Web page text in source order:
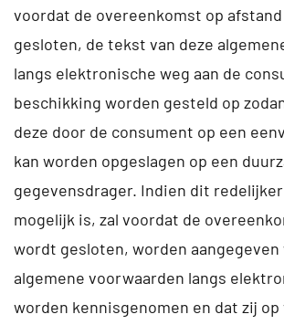
voordat de overeenkomst op
gesloten, de tekst van deze
langs elektronische weg aan de
beschikking worden gesteld op
deze door de consument op een
kan worden opgeslagen op een
gegevensdrager. Indien dit
mogelijk is, zal voordat de
wordt gesloten, worden aangegeven
algemene voorwaarden langs
worden kennisgenomen en dat zij op